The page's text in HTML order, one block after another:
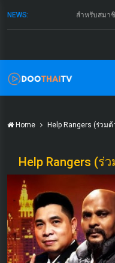
NEWS: สำหรับสมา
Home Help Rangers (ร่วม
Help Rangers (ร่